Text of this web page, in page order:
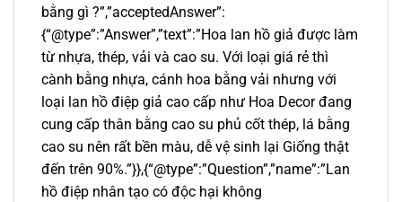
bằng gì ?”,”acceptedAnswer”:
{“@type”:”Answer”,”text”:”Hoa lan hồ giả được làm
từ nhựa, thép, vải và cao su. Với loại giá rẻ thì
cành bằng nhựa, cánh hoa bằng vải nhưng với
loại lan hồ điệp giả cao cấp như Hoa Decor đang
cung cấp thân bằng cao su phủ cốt thép, lá bằng
cao su nên rất bền màu, dễ vệ sinh lại Giống thật
đến trên 90%.”}},{“@type”:”Question”,”name”:”Lan
hồ điệp nhân tạo có độc hại không